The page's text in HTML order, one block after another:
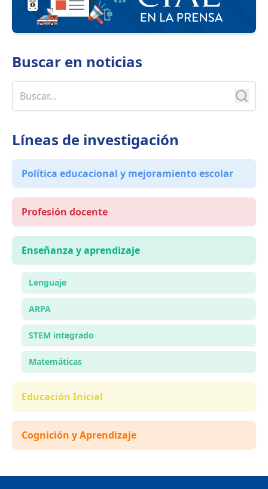
Buscar en noticias
Líneas de investigación
Política educacional y mejoramiento escolar
Profesión docente
Enseñanza y aprendizaje
Lenguaje
ARPA
STEM integrado
Matemáticas
Educación Inicial
Cognición y Aprendizaje